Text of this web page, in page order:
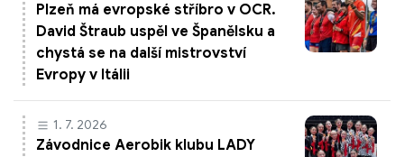
Plzeň má evropské stříbro v OCR.
David Štraub uspěl ve Španělsku a
chystá se na další mistrovství
Evropy v Itálii
1. 7. 2026
Závodnice Aerobik klubu LADY